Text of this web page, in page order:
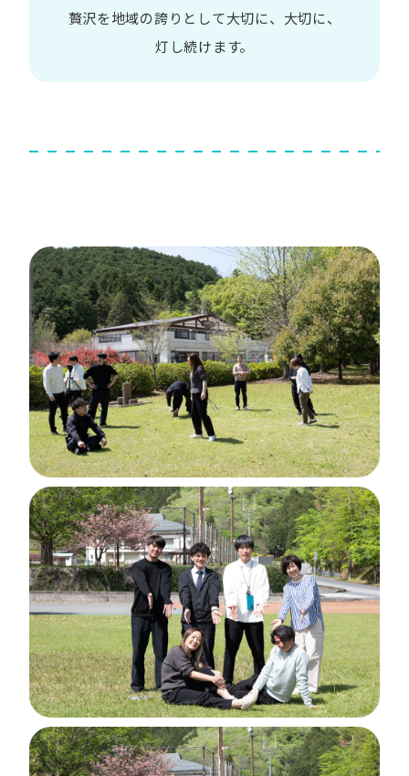
贅沢を地域の​誇りと​して大切に、​大切に、​
灯し続けます。​